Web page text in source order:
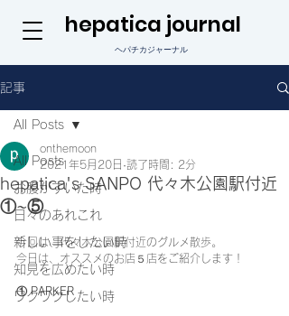
hepatica journal
ヘパチカジャーナル
記事
All Posts
お腹がすいた時
日々のあれこれ
新しい事をしたい時
知見を広めたい時
ワクワクしたい時
All Posts
hepatica's SANPO 代々木公園駅付近
①~⑤
onthemoon
2021年5月20日 読了時間: 2分
今回は、代々木公園駅付近のグルメ散歩。
今日は、オススメのお店５店をご紹介します！
① PARKER